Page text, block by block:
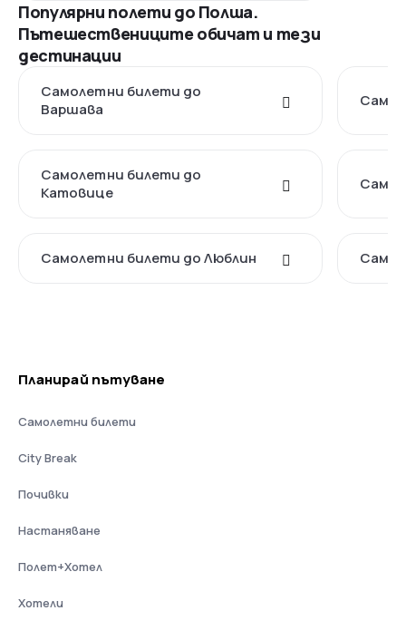
Популярни полети до Полша.
Пътешествениците обичат и тези
дестинации
Самолетни билети до
Варшава
Самолетни билети до
Катовице
Самолетни билети до Люблин
Планирай пътуване
Самолетни билети
City Break
Почивки
Настаняване
Полет+Хотел
Хотели